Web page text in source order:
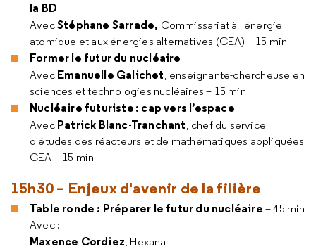
la BD
AvecStéphane Sarrade, Commissariat à l'énergie
atomique et aux énergies alternatives (CEA) – 15 min
Former le futur du nucléaire
Avec Emanuelle Galichet, enseignante-chercheuse en
sciences et technologies nucléaires – 15 min
Nucléaire futuriste : cap vers l’espace
Avec Patrick Blanc-Tranchant, chef du service
d'études des réacteurs et de mathématiques appliquées
CEA – 15 min
15h30 – Enjeux d'avenir de la filière
Table ronde : Préparer le futur du nucléaire – 45 min
Avec :
Maxence Cordiez, Hexana